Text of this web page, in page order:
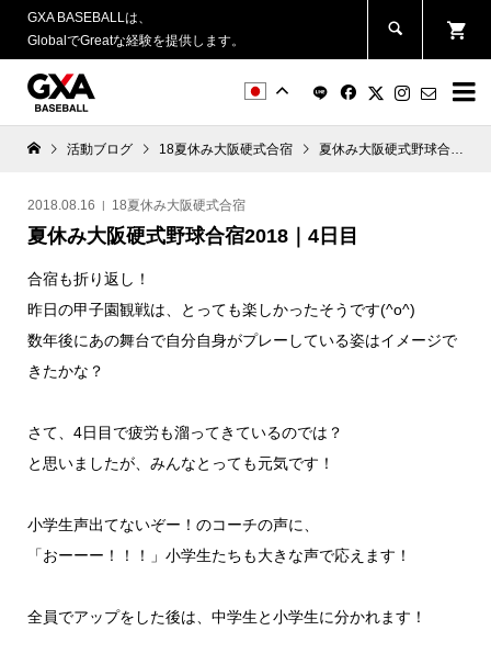
GXA BASEBALLは、
GlobalでGreatな経験を提供します。


活動ブログ 18夏休み大阪硬式合宿 夏休み大阪硬式野球合宿2018｜4日目
2018.08.16 18夏休み大阪硬式合宿
夏休み大阪硬式野球合宿2018｜4日目
合宿も折り返し！
昨日の甲子園観戦は、とっても楽しかったそうです(^o^)
数年後にあの舞台で自分自身がプレーしている姿はイメージで
きたかな？
さて、4日目で疲労も溜ってきているのでは？
と思いましたが、みんなとっても元気です！
小学生声出てないぞー！のコーチの声に、
「おーーー！！！」小学生たちも大きな声で応えます！
全員でアップをした後は、中学生と小学生に分かれます！